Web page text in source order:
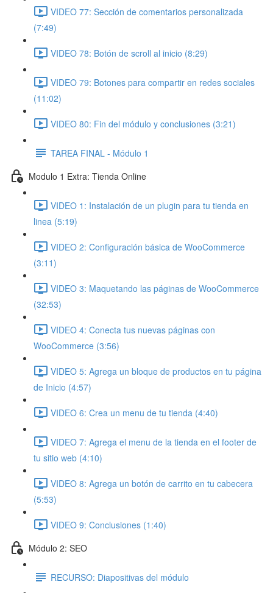
VIDEO 77: Sección de comentarios personalizada
(7:49)
VIDEO 78: Botón de scroll al inicio (8:29)
VIDEO 79: Botones para compartir en redes sociales
(11:02)
VIDEO 80: Fin del módulo y conclusiones (3:21)
TAREA FINAL - Módulo 1
Modulo 1 Extra: Tienda Online
VIDEO 1: Instalación de un plugin para tu tienda en
linea (5:19)
VIDEO 2: Configuración básica de WooCommerce
(3:11)
VIDEO 3: Maquetando las páginas de WooCommerce
(32:53)
VIDEO 4: Conecta tus nuevas páginas con
WooCommerce (3:56)
VIDEO 5: Agrega un bloque de productos en tu página
de Inicio (4:57)
VIDEO 6: Crea un menu de tu tienda (4:40)
VIDEO 7: Agrega el menu de la tienda en el footer de
tu sitio web (4:10)
VIDEO 8: Agrega un botón de carrito en tu cabecera
(5:53)
VIDEO 9: Conclusiones (1:40)
Módulo 2: SEO
RECURSO: Diapositivas del módulo